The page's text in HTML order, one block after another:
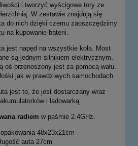
i tworzyć wyścigowe tory ze
W zestawie znajdują się
do nich dzięki czemu zaoszczędzimy
na kupowanie baterii.
jest napęd na wszystkie koła. Most
są jednym silnikiem elektrycznym.
oś przenoszony jest za pomocą wału.
jak w prawdziwych samochodach.
jest to, że jest dostarczany wraz
i ładowarką.
radiem w paśmie 2.4GHz.
48x23x21cm
auta 27cm